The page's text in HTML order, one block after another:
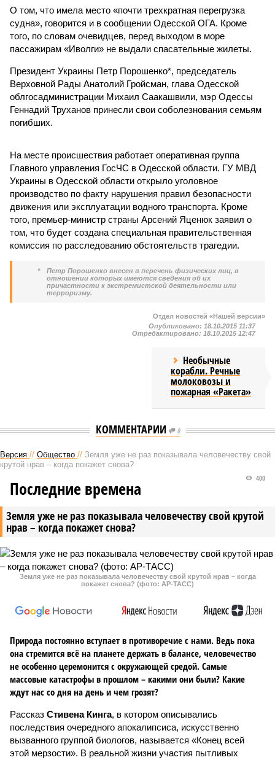
О том, что имела место «почти трехкратная перегрузка
судна», говорится и в сообщении Одесской ОГА. Кроме
того, по словам очевидцев, перед выходом в море
пассажирам «Иволги» не выдали спасательные жилеты.
Президент Украины Петр Порошенко*, председатель
Верховной Рады Анатолий Гройсман, глава Одесской
облгосадминистрации Михаил Саакашвили, мэр Одессы
Геннадий Труханов принесли свои соболезнования семьям
погибших.
На месте происшествия работает оперативная группа
Главного управления ГосЧС в Одесской области. ГУ МВД
Украины в Одесской области открыло уголовное
производство по факту нарушения правил безопасности
движения или эксплуатации водного транспорта. Кроме
того, премьер-министр страны Арсений Яценюк заявил о
том, что будет создана специальная правительственная
комиссия по расследованию обстоятельств трагедии.
*
Петр Порошенко внесен в перечень физических лиц, в
отношении которых имеются сведения об их
причастности к экстремистской деятельности или
терроризму.
Отдел новостей «Нашей версии»
Опубликовано: 18.10.2015 11:37
Отредактировано: 18.10.2015 12:47
Необычные
корабли. Речные
молоковозы и
пожарная «Ракета»
КОММЕНТАРИИ 0
Версия // Общество // Земля уже не раз показывала человечеству свой
крутой нрав – когда покажет снова?
Земля уже не раз показывала человечеству свой крутой
нрав – когда покажет снова?
400
Последние времена
Земля уже не раз показывала человечеству свой крутой нрав – когда
покажет снова? (фото: АР-ТАСС)
Природа постоянно вступает в противоречие с нами. Ведь пока
она стремится всё на планете держать в балансе, человечество
не особенно церемонится с окружающей средой. Самые
массовые катастрофы в прошлом – какими они были? Какие
ждут нас со дня на день и чем грозят?
Рассказ Стивена Кинга, в котором описывались
последствия очередного апокалипсиса, искусственно
вызванного группой биологов, называется «Конец всей
этой мерзости». В реальной жизни участия пытливых